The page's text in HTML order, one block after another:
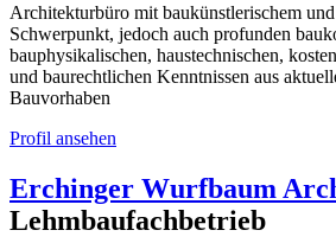
Architekturbüro mit baukünstlerischem
Schwerpunkt, jedoch auch profunden
bauphysikalischen, haustechnischen,
und baurechtlichen Kenntnissen aus
Bauvorhaben
Profil ansehen
Erchinger Wurfbaum
Lehmbaufachbetrieb